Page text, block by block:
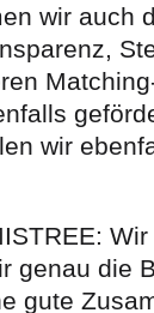
wir auch
wir
genau die
gute